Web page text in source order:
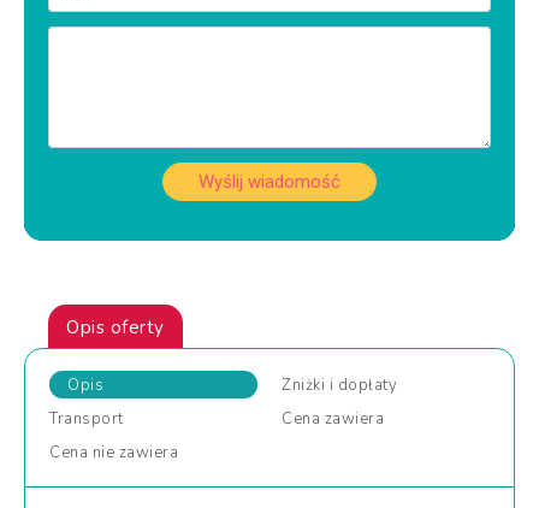
Wyślij wiadomość
Opis oferty
Opis Zniżki i dopłaty
Transport
Cena zawiera
Cena nie zawiera